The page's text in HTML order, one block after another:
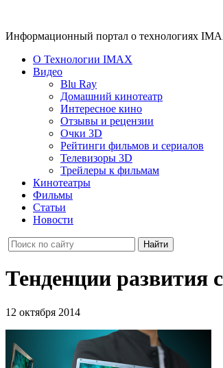
Информационный портал о технологиях
О Технологии IMAX
Видео
Blu Ray
Домашний кинотеатр
Интересное кино
Отзывы и рецензии
Очки 3D
Рейтинги фильмов и сериалов
Телевизоры 3D
Трейлеры к фильмам
Кинотеатры
Фильмы
Статьи
Новости
Тенденции развития
12 октября 2014